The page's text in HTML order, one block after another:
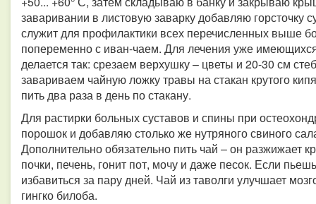
заваривании в листовую заварку добавляю
служит для профилактики всех перечисленных выше
попеременно с иван-чаем. Для лечения уже
делается так: срезаем верхушку – цветы и 20-30 см
завариваем чайную ложку травы на стакан крутого
пить два раза в день по стакану.
Для растирки больных суставов и спины при
порошок и добавляю столько же нутряного свиного
Дополнительно обязательно пить чай – он разжижает
почки, печень, гонит пот, мочу и даже песок. Если
избавиться за пару дней. Чай из таволги улучшает
гингко билоба.